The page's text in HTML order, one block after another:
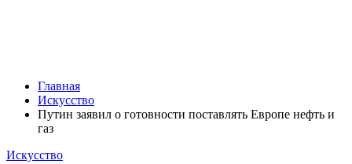
Главная
Искусство
Путин заявил о готовности поставлять Европе нефть и
газ
Искусство